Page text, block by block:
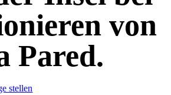
von
Pared.
stellen